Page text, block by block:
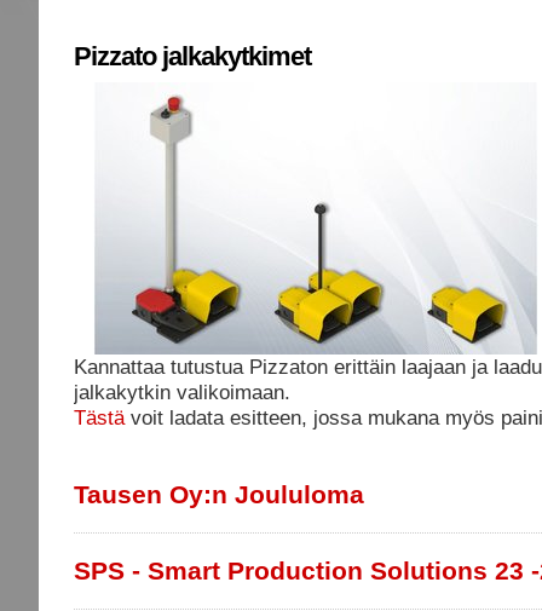
Pizzato jalkakytkimet
Kannattaa tutustua Pizzaton erittäin laajaan ja
jalkakytkin valikoimaan.
Tästävoit ladata esitteen, jossa mukana myös
Tausen Oy:n Joululoma
SPS - Smart Production Solutions 23 -